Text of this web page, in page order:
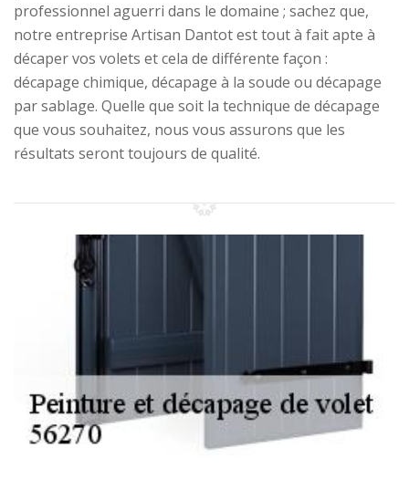
professionnel aguerri dans le domaine ; sachez que,
notre entreprise Artisan Dantot est tout à fait apte à
décaper vos volets et cela de différente façon :
décapage chimique, décapage à la soude ou décapage
par sablage. Quelle que soit la technique de décapage
que vous souhaitez, nous vous assurons que les
résultats seront toujours de qualité.